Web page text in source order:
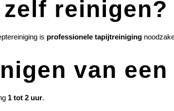
reinigen?
is professionele tapijtreiniging
van
1 tot 2 uur.